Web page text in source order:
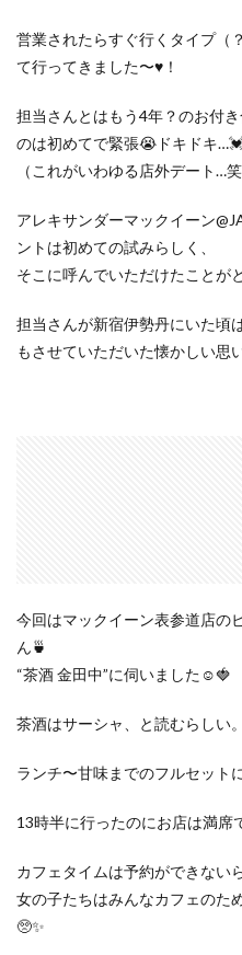
営業されたらすぐ行くタイプ（
て行ってきました〜♥️！
担当さんとはもう4年？のお付
のは初めてで緊張😭ドキドキ
（これがいわゆる店外デート…笑
アレキサンダーマックイーン
ントは初めての試みらしく、
そこに呼んでいただけたことが
担当さんが新宿伊勢丹にいた頃
もさせていただいた懐かしい思
今回はマックイーン表参道店の
ん🍵
“茶酒 金田中”に伺いました☺️🍓
茶酒はサーシャ、と読むらしい。
ランチ〜甘味までのフルセット
13時半に行ったのにお店は満席
カフェタイムは予約ができない
女の子たちはみんなカフェのた
🥺✨